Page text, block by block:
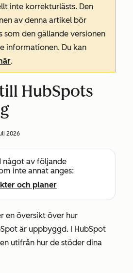
inte korrekturlästs. Den
av denna artikel bör
som den gällande versionen
informationen. Du kan
.
HubSpots
2026
något av följande
inte annat anges:
och planer
en översikt över hur
är uppbyggd. I HubSpot
utifrån hur de stöder dina